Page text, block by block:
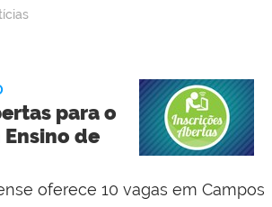
para o
de
oferece 10 vagas em Campos